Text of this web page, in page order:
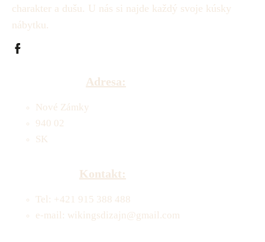
charakter a dušu. U nás si najde každý svoje kúsky
nábytku.
Adresa:
Nové Zámky
940 02
SK
Kontakt:
Tel: +421 915 388 488
e-mail: wikingsdizajn@gmail.com